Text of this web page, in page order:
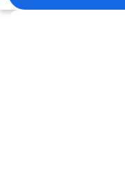
Ver mapa